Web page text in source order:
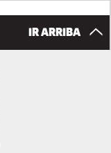
IR ARRIBA